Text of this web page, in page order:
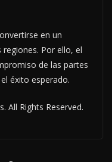
en un
Por ello, el
de las partes
éxito esperado.
All Rights Reserved.